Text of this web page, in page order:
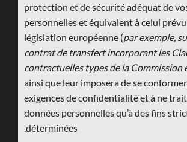
protection et de sécurité adéquat de
personnelles et équivalent à celui
législation européenne (par exemple,
contrat de transfert incorporant les
contractuelles types de la Commission
ainsi que leur imposera de se
exigences de confidentialité et à ne
données personnelles qu’à des fins
déterminées.